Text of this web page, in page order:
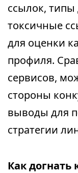
ссылок,
токсичные
для оценки
профиля.
сервисов,
стороны
выводы для
стратегии
Как догнать